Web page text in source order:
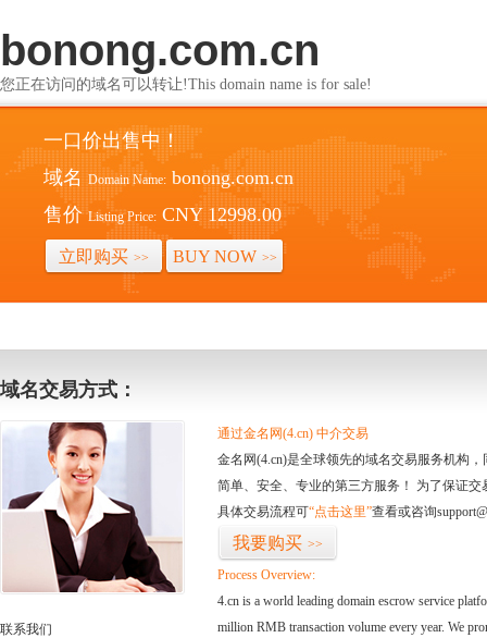
bonong.com.cn
您正在访问的域名可以转让!This domain name is for sale!
一口价出售中！
域名 Domain Name: bonong.com.cn
售价 Listing Price: CNY 12998.00
立即购买 >> BUY NOW >>
域名交易方式：
联系我们
通过金名网(4.cn) 中介交易
金名网(4.cn)是全球领先的域名交易服务机构
简单、安全、专业的第三方服务！ 为了保证
具体交易流程可“点击这里”查看或咨询
我要购买 >>
Process Overview:
4.cn is a world leading domain escrow service
million RMB transaction volume every year. We